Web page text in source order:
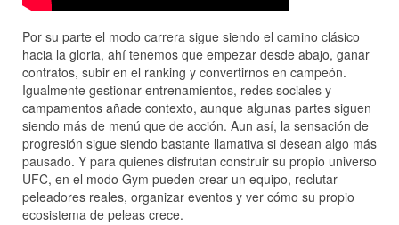
Por su parte el modo carrera sigue siendo el camino clásico
hacia la gloria, ahí tenemos que empezar desde abajo, ganar
contratos, subir en el ranking y convertirnos en campeón.
Igualmente gestionar entrenamientos, redes sociales y
campamentos añade contexto, aunque algunas partes siguen
siendo más de menú que de acción. Aun así, la sensación de
progresión sigue siendo bastante llamativa si desean algo más
pausado. Y para quienes disfrutan construir su propio universo
UFC, en el modo Gym pueden crear un equipo, reclutar
peleadores reales, organizar eventos y ver cómo su propio
ecosistema de peleas crece.